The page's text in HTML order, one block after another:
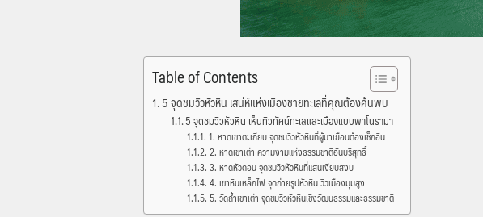
Table of Contents
5 จุดชมวิวหัวหิน เสน่ห์แห่งเมืองชายทะเลที่คุณต้องค้นพบ
5 จุดชมวิวหัวหิน เห็นทิวทัศน์ทะเลและเมืองแบบพาโนรามา
1. หาดเขาตะเกียบ จุดชมวิวหัวหินที่ผู้มาเยือนต้องเช็กอิน
2. หาดเขาเต่า ความงามแห่งธรรมชาติอันบริสุทธิ์
3. หาดหัวดอน จุดชมวิวหัวหินที่แสนเงียบสงบ
4. เขาหินเหล็กไฟ จุดถ่ายรูปหัวหิน วิวเมืองมุมสูง
5. วัดถ้ำเขาเต่า จุดชมวิวหัวหินเชิงวัฒนธรรมและธรรมชาติ